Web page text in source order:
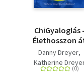
ChiGyaloglás -
Élethosszon
egészségesen és
energikusan
módszer
Danny Dreyer
Katherine